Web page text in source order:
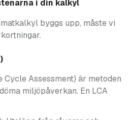
i din kalkyl
byggs upp, måste vi
Cycle Assessment) är metoden
miljöpåverkan. En LCA